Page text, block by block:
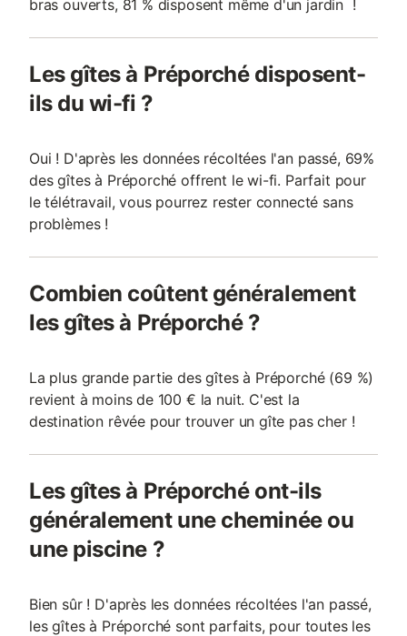
bras ouverts, 81 % disposent même d'un jardin !
Les gîtes à Préporché disposent-
ils du wi-fi ?
Oui ! D'après les données récoltées l'an passé, 69%
des gîtes à Préporché offrent le wi-fi. Parfait pour
le télétravail, vous pourrez rester connecté sans
problèmes !
Combien coûtent généralement
les gîtes à Préporché ?
La plus grande partie des gîtes à Préporché (69 %)
revient à moins de 100 € la nuit. C'est la
destination rêvée pour trouver un gîte pas cher !
Les gîtes à Préporché ont-ils
généralement une cheminée ou
une piscine ?
Bien sûr ! D'après les données récoltées l'an passé,
les gîtes à Préporché sont parfaits, pour toutes les